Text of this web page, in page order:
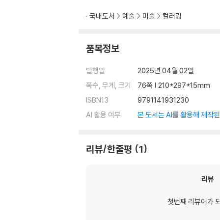
국내도서 예술 미술 컬러링
품목정보
발행일
2025년 04월 02일
쪽수, 무게, 크기
76쪽 | 210*297*15mm
ISBN13
9791141931230
AI 활용 여부
본 도서는 AI를 활용해 제작
리뷰/한줄평 1
리뷰
첫번째 리뷰어가